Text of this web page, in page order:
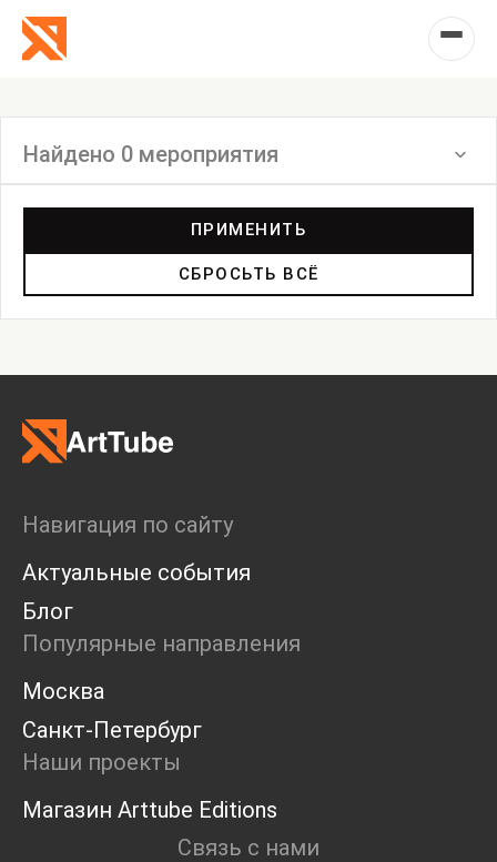
Найдено 0 мероприятия
Мастерские
Дискуссия
Пост-релиз
Маркет
Интервью
Open call
Экскурсия
Дискуссия
Cosmoscow 2024
Blazar 2024
Встречи
Круглый стол
ПРИМЕНИТЬ
СБРОСЬТЬ ВСЁ
Навигация по сайту
Актуальные события
Блог
Популярные направления
Москва
Санкт-Петербург
Наши проекты
Магазин Arttube Editions
Связь с нами